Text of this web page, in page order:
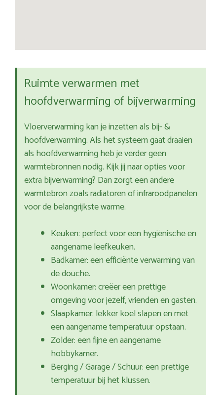
Ruimte verwarmen met
hoofdverwarming of bijverwarming
Vloerverwarming kan je inzetten als bij- &
hoofdverwarming. Als het systeem gaat draaien
als hoofdverwarming heb je verder geen
warmtebronnen nodig. Kijk jij naar opties voor
extra bijverwarming? Dan zorgt een andere
warmtebron zoals radiatoren of infraroodpanelen
voor de belangrijkste warme.
Keuken: perfect voor een hygiënische en
aangename leefkeuken.
Badkamer: een efficiënte verwarming van
de douche.
Woonkamer: creëer een prettige
omgeving voor jezelf, vrienden en gasten.
Slaapkamer: lekker koel slapen en met
een aangename temperatuur opstaan.
Zolder: een fijne en aangename
hobbykamer.
Berging / Garage / Schuur: een prettige
temperatuur bij het klussen.